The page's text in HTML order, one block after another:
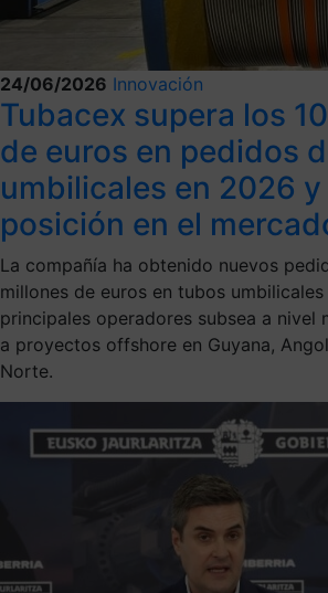
24/06/2026 Innovación
Tubacex supera los
de euros en pedidos
umbilicales en 2026
posición en el
La compañía ha obtenido nuevos
millones de euros en tubos
principales operadores subsea a nivel
a proyectos offshore en Guyana,
Norte.